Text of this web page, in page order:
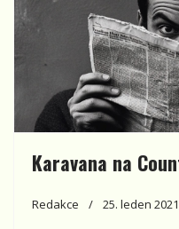
Karavana na
Redakce 25. leden 2021